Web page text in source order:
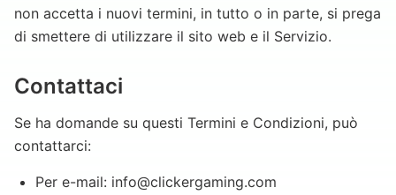
non accetta i nuovi termini, in tutto o in parte, si prega
di smettere di utilizzare il sito web e il Servizio.
Contattaci
Se ha domande su questi Termini e Condizioni, può
contattarci:
Per e-mail: info@clickergaming.com